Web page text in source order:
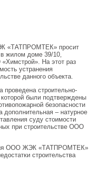
«ТАТПРОМТЕК» просит
жилом доме 39/10,
На этот раз
устранения
данного объекта.
строительно-
которой были подтверждены
безопасности
дополнительная – натурное
суду стоимости
при строительстве ООО
ООО ЖЭК «ТАТПРОМТЕК»
строительства